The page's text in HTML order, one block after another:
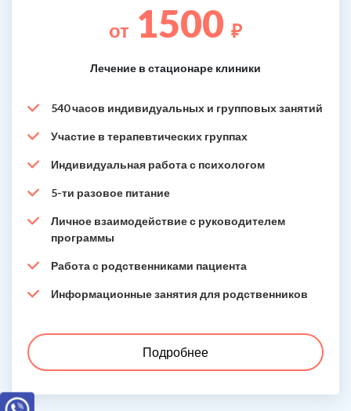
от 1500 ₽
Лечение в стационаре клиники
540 часов индивидуальных и групповых занятий
Участие в терапевтических группах
Индивидуальная работа с психологом
5-ти разовое питание
Личное взаимодействие с руководителем
программы
Работа с родственниками пациента
Информационные занятия для родственников
Подробнее